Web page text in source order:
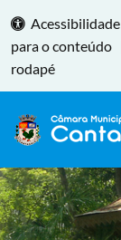
Acessibilidade
para o conteúdo
rodapé